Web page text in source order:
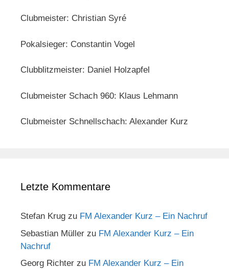
Clubmeister: Christian Syré
Pokalsieger: Constantin Vogel
Clubblitzmeister: Daniel Holzapfel
Clubmeister Schach 960: Klaus Lehmann
Clubmeister Schnellschach: Alexander Kurz
Letzte Kommentare
Stefan Krug zu FM Alexander Kurz – Ein Nachruf
Sebastian Müller zu FM Alexander Kurz – Ein
Nachruf
Georg Richter zu FM Alexander Kurz – Ein